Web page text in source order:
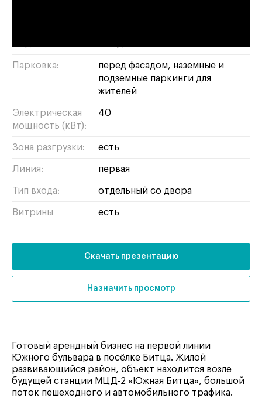
Парковка:
перед фасадом, наземные и
подземные паркинги для
жителей
Электрическая
мощность (кВт):
40
Зона разгрузки: есть
Линия: первая
Тип входа: отдельный со двора
Витрины есть
Скачать презентацию
Назначить просмотр
Готовый арендный бизнес на первой линии
Южного бульвара в посёлке Битца. Жилой
развивающийся район, объект находится возле
будущей станции МЦД-2 «Южная Битца», большой
поток пешеходного и автомобильного трафика.